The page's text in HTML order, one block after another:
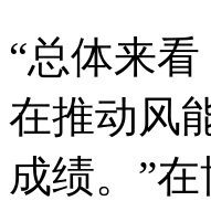
“总体来
在推动风
成绩。”